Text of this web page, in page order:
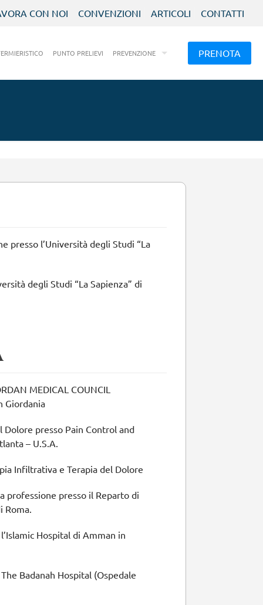
CON NOI CONVENZIONI ARTICOLI CONTATTI
PUNTO PRELIEVI PREVENZIONE PRENOTA
presso l’Università degli Studi “La
degli Studi “La Sapienza” di
MEDICAL COUNCIL
Giordania
presso Pain Control and
– U.S.A.
Infiltrativa e Terapia del Dolore
professione presso il Reparto di
Roma.
Hospital di Amman in
Badanah Hospital (Ospedale